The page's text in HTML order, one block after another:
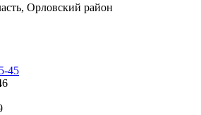
Орловский район
45